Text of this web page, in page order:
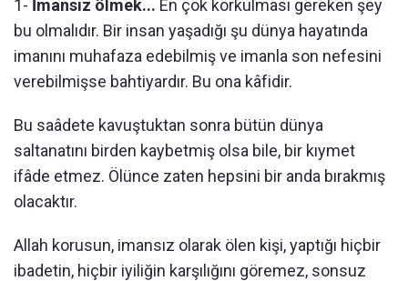
1- İmansız ölmek... En çok korkulması gereken şey
bu olmalıdır. Bir insan yaşadığı şu dünya hayatında
imanını muhafaza edebilmiş ve imanla son nefesini
verebilmişse bahtiyardır. Bu ona kâfidir.
Bu saâdete kavuştuktan sonra bütün dünya
saltanatını birden kaybetmiş olsa bile, bir kıymet
ifâde etmez. Ölünce zaten hepsini bir anda bırakmış
olacaktır.
Allah korusun, imansız olarak ölen kişi, yaptığı hiçbir
ibadetin, hiçbir iyiliğin karşılığını göremez, sonsuz